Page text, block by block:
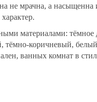
не мрачна, а насыщенна
материалами: тёмное
тёмно-коричневый,
ванных комнат в